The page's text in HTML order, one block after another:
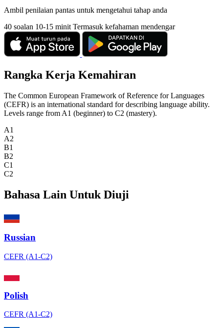
Ambil penilaian pantas untuk mengetahui tahap anda
40 soalan 10-15 minit Termasuk kefahaman mendengar
Rangka Kerja Kemahiran
The Common European Framework of Reference for Languages
(CEFR) is an international standard for describing language ability.
Levels range from A1 (beginner) to C2 (mastery).
A1
A2
B1
B2
C1
C2
Bahasa Lain Untuk Diuji
Russian
CEFR (A1-C2)
Polish
CEFR (A1-C2)